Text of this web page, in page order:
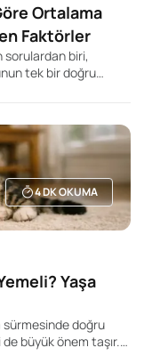
Ortalama
Faktörler
sorulardan biri,
tek bir doğru
ırk köpeklerin daha
kısa yaşam sürelerine
kural değildir. Aynı
sürelerine sahip
4DK OKUMA
Yaşa
sürmesinde doğru
büyük önem taşır.